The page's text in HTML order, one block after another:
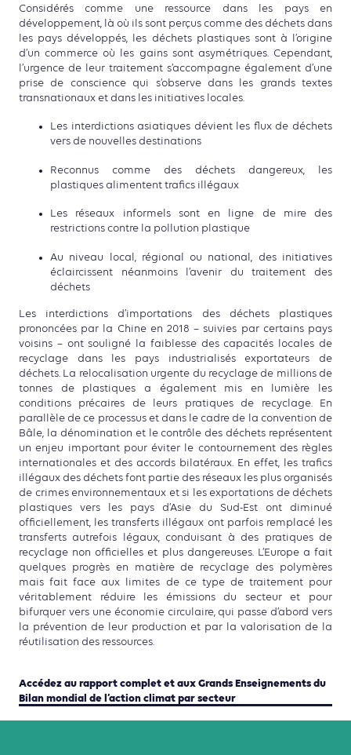
Considérés comme une ressource dans les pays en
développement, là où ils sont perçus comme des déchets dans
les pays développés, les déchets plastiques sont à l’origine
d’un commerce où les gains sont asymétriques. Cependant,
l’urgence de leur traitement s’accompagne également d’une
prise de conscience qui s’observe dans les grands textes
transnationaux et dans les initiatives locales.
Les interdictions asiatiques dévient les flux de déchets
vers de nouvelles destinations
Reconnus comme des déchets dangereux, les
plastiques alimentent trafics illégaux
Les réseaux informels sont en ligne de mire des
restrictions contre la pollution plastique
Au niveau local, régional ou national, des initiatives
éclaircissent néanmoins l’avenir du traitement des
déchets
Les interdictions d’importations des déchets plastiques
prononcées par la Chine en 2018 – suivies par certains pays
voisins – ont souligné la faiblesse des capacités locales de
recyclage dans les pays industrialisés exportateurs de
déchets. La relocalisation urgente du recyclage de millions de
tonnes de plastiques a également mis en lumière les
conditions précaires de leurs pratiques de recyclage. En
parallèle de ce processus et dans le cadre de la convention de
Bâle, la dénomination et le contrôle des déchets représentent
un enjeu important pour éviter le contournement des règles
internationales et des accords bilatéraux. En effet, les trafics
illégaux des déchets font partie des réseaux les plus organisés
de crimes environnementaux et si les exportations de déchets
plastiques vers les pays d’Asie du Sud-Est ont diminué
officiellement, les transferts illégaux ont parfois remplacé les
transferts autrefois légaux, conduisant à des pratiques de
recyclage non officielles et plus dangereuses. L’Europe a fait
quelques progrès en matière de recyclage des polymères
mais fait face aux limites de ce type de traitement pour
véritablement réduire les émissions du secteur et pour
bifurquer vers une économie circulaire, qui passe d’abord vers
la prévention de leur production et par la valorisation de la
réutilisation des ressources.
Accédez au rapport complet et aux Grands Enseignements du
Bilan mondial de l’action climat par secteur